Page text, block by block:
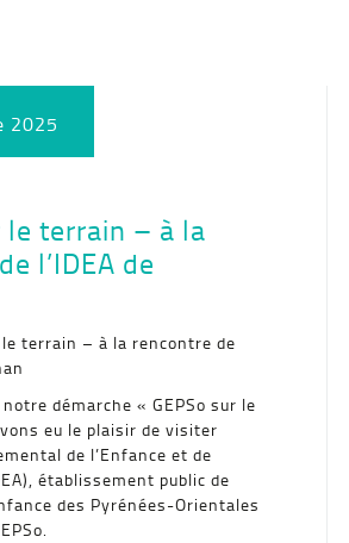
2025
le terrain – à la
l’IDEA de
le terrain – à la rencontre de
démarche « GEPSo sur le
eu le plaisir de visiter
de l’Enfance et de
établissement public de
des Pyrénées-Orientales